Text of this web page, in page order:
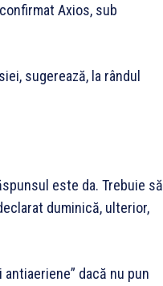
Axios, sub
sugerează, la rândul
este da. Trebuie să
duminică, ulterior,
dacă nu pun